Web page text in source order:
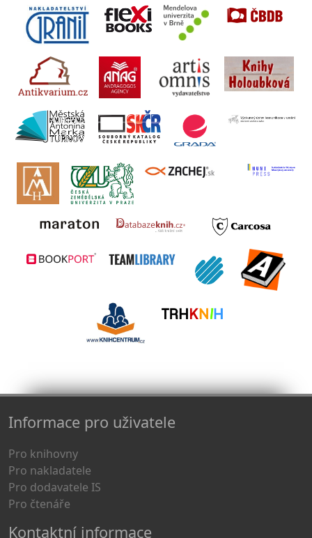
Informace pro uživatele
Pro knihovny
Pro nakladatele
Pro dodavatele IS
Pro čtenáře
Kontaktní informace